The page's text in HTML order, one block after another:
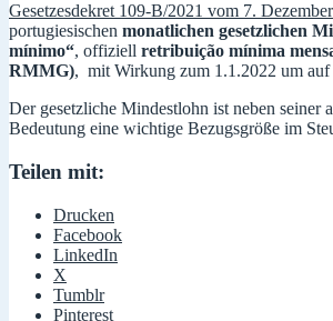
Gesetzesdekret 109-B/2021 vom 7. Dezember
portugiesischen monatlichen gesetzlichen
mínimo“, offiziell retribuição mínima
RMMG), mit Wirkung zum 1.1.2022 um auf
Der gesetzliche Mindestlohn ist neben seiner
Bedeutung eine wichtige Bezugsgröße im
Teilen mit:
Drucken
Facebook
LinkedIn
X
Tumblr
Pinterest